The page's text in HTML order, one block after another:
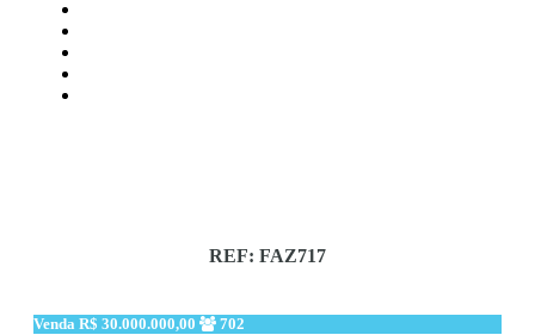
REF: FAZ717
Venda R$ 30.000.000,00 702